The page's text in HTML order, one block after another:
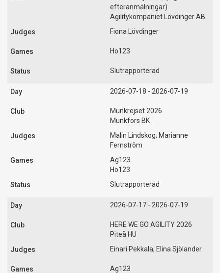
efteranmälningar)
Agilitykompaniet Lövdinger AB
Fiona Lövdinger
Ho123
Slutrapporterad
2026-07-18 - 2026-07-19
Munkrejset 2026
Munkfors BK
Malin Lindskog, Marianne
Fernström
Ag123
Ho123
Slutrapporterad
2026-07-17 - 2026-07-19
HERE WE GO AGILITY 2026
Piteå HU
Einari Pekkala, Elina Sjölander
Ag123